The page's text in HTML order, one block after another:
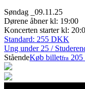
Søndag _09.11.25
Dørene åbner kl: 19:00
Koncerten starter kl:
Standard: 255 DKK
Ung under 25 /
StåendeKøb billetfra